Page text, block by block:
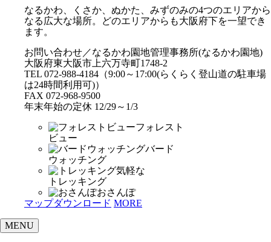
なるかわ、くさか、ぬかた、みずのみの4つのエリアから
なる広大な場所。どのエリアからも大阪府下を一望でき
ます。
お問い合わせ／なるかわ園地管理事務所(なるかわ園地)
大阪府東大阪市上六万寺町1748-2
TEL 072-988-4184（9:00～17:00(らくらく登山道の駐車場
は24時間利用可)）
FAX 072-968-9500
年末年始の定休 12/29～1/3
フォレスト
ビュー
バード
ウォッチング
気軽な
トレッキング
おさんぽ
マップダウンロード MORE
MENU